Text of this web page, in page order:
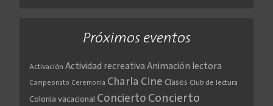
Próximos eventos
Activación Actividad recreativa Animación lectora
Campeonato Ceremonia Charla Cine Clases Club de lectura
Colonia vacacional Concierto Concierto